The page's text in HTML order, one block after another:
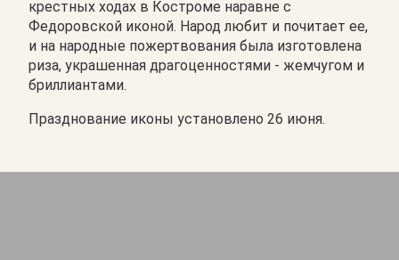
крестных ходах в Костроме наравне с
Федоровской иконой. Народ любит и почитает ее,
и на народные пожертвования была изготовлена
риза, украшенная драгоценностями - жемчугом и
бриллиантами.
Празднование иконы установлено 26 июня.